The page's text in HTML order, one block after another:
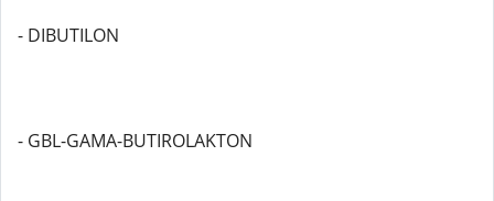
- DIBUTILON
- GBL-GAMA-BUTIROLAKTON